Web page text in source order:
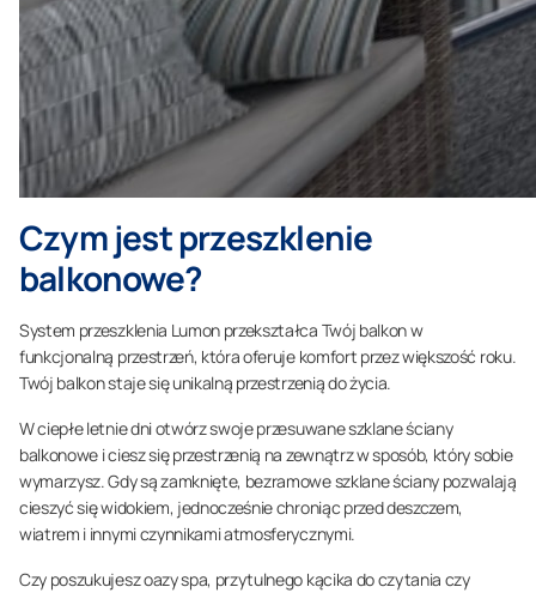
Czym jest przeszklenie
balkonowe?
System przeszklenia Lumon przekształca Twój balkon w
funkcjonalną przestrzeń, która oferuje komfort przez większość roku.
Twój balkon staje się unikalną przestrzenią do życia.
W ciepłe letnie dni otwórz swoje przesuwane szklane ściany
balkonowe i ciesz się przestrzenią na zewnątrz w sposób, który sobie
wymarzysz. Gdy są zamknięte, bezramowe szklane ściany pozwalają
cieszyć się widokiem, jednocześnie chroniąc przed deszczem,
wiatrem i innymi czynnikami atmosferycznymi.
Czy poszukujesz oazy spa, przytulnego kącika do czytania czy